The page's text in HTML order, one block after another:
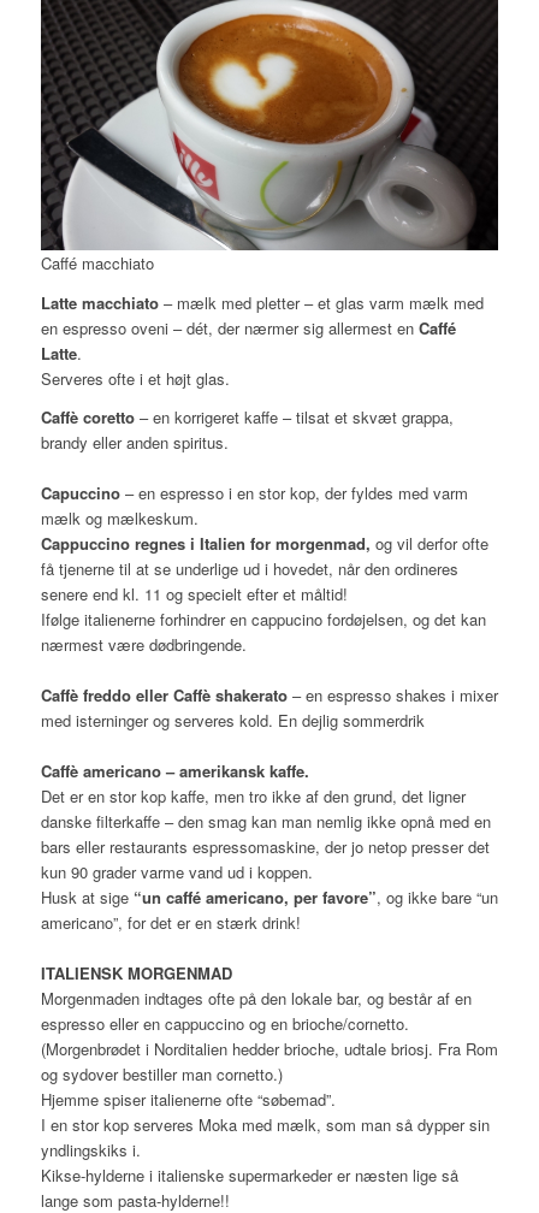
Caffé macchiato
Latte macchiato– mælk med pletter – et glas varm mælk med
en espresso oveni – dét, der nærmer sig allermest en Caffé
Latte.
Serveres ofte i et højt glas.
Caffè coretto– en korrigeret kaffe – tilsat et skvæt grappa,
brandy eller anden spiritus.
Capuccino– en espresso i en stor kop, der fyldes med varm
mælk og mælkeskum.
Cappuccino regnes i Italien for morgenmad, og vil derfor ofte
få tjenerne til at se underlige ud i hovedet, når den ordineres
senere end kl. 11 og specielt efter et måltid!
Ifølge italienerne forhindrer en cappucino fordøjelsen, og det kan
nærmest være dødbringende.
Caffè freddo eller Caffè shakerato – en espresso shakes i mixer
med isterninger og serveres kold. En dejlig sommerdrik
Caffè americano – amerikansk kaffe.
Det er en stor kop kaffe, men tro ikke af den grund, det ligner
danske filterkaffe – den smag kan man nemlig ikke opnå med en
bars eller restaurants espressomaskine, der jo netop presser det
kun 90 grader varme vand ud i koppen.
Husk at sige “un caffé americano, per favore”, og ikke bare “un
americano”, for det er en stærk drink!
ITALIENSK MORGENMAD
Morgenmaden indtages ofte på den lokale bar, og består af en
espresso eller en cappuccino og en brioche/cornetto.
(Morgenbrødet i Norditalien hedder brioche, udtale briosj. Fra Rom
og sydover bestiller man cornetto.)
Hjemme spiser italienerne ofte “søbemad”.
I en stor kop serveres Moka med mælk, som man så dypper sin
yndlingskiks i.
Kikse-hylderne i italienske supermarkeder er næsten lige så
lange som pasta-hylderne!!